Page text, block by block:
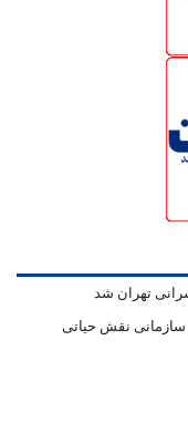
تهران شد
سازمانی نقش حیاتی